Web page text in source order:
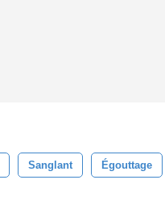
Sanglant Égouttage